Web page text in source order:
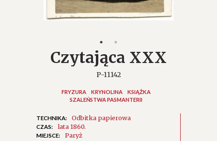
Czytająca XXX
P-11142
FRYZURA KRYNOLINA
KSIĄŻKA
SZALEŃSTWA PASMANTERII
TECHNIKA: Odbitka papierowa
CZAS: lata 1860.
MIEJSCE:
Paryż